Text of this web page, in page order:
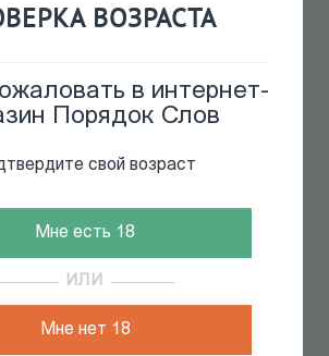
ВОЗРАСТА
в интернет-
Порядок Слов
свой возраст
Мне есть 18
ИЛИ
Мне нет 18
Охота за золотом Трои